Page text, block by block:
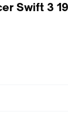
Swift 3